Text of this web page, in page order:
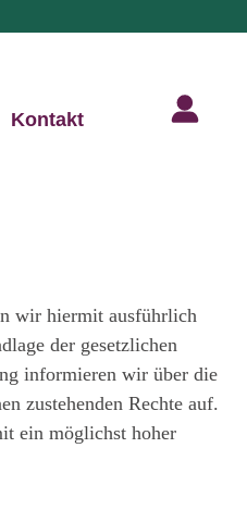
Kontakt
wir hiermit ausführlich
der gesetzlichen
informieren wir über die
zustehenden Rechte auf.
ein möglichst hoher